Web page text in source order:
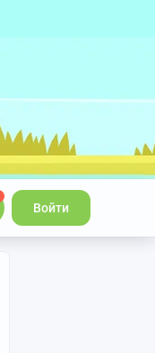
Войти